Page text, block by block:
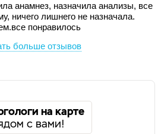
анамнез, назначила анализы, все
ничего лишнего не назначала.
понравилось
больше отзывов
на карте
с вами!